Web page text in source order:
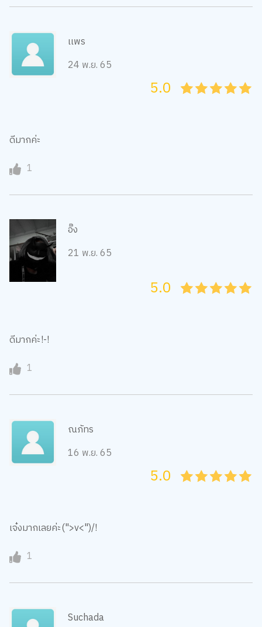
เเพร
24 พ.ย. 65
45
4
35
3
25
2
15
1
05
5.0
ดีมากค่ะ
1
อิ๊ง
21 พ.ย. 65
45
4
35
3
25
2
15
1
05
5.0
ดีมากค่ะ!-!
1
ณภัทร
16 พ.ย. 65
45
4
35
3
25
2
15
1
05
5.0
เจ๋งมากเลยค่ะ(">v<")/!
1
Suchada